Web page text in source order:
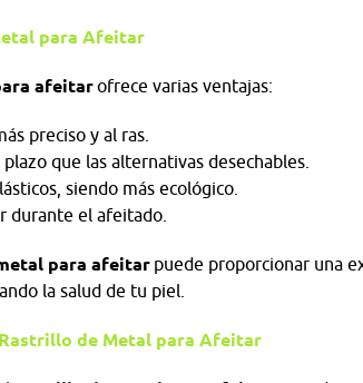
para Afeitar
afeitarofrece varias ventajas:
preciso y al ras.
que las alternativas desechables.
siendo más ecológico.
durante el afeitado.
para afeitar puede proporcionar una
la salud de tu piel.
de Metal para Afeitar